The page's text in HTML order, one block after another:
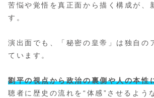
苦悩や覚悟を真正面から描く構成が、
す。
演出面でも、「秘密の皇帝」は独自の
ています。
劉平の視点から政治の裏側や人の本性
聴者に歴史の流れを“体感”させるよう